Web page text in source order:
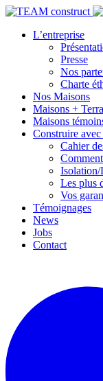
L’entreprise
Presse
Nos
Charte
Nos Maisons
Maisons +
Maisons
Construire
Cahier
Isolation/
Les plus
Vos
Témoignages
News
Jobs
Contact